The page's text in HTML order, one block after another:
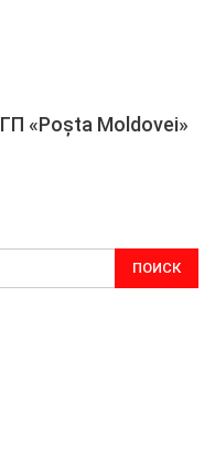
«Poșta Moldovei»